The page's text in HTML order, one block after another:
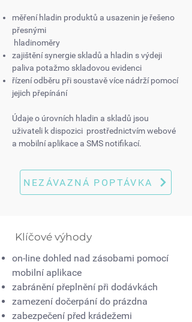
měření hladin produktů a usazenin je řešeno
přesnými
hladinoměry
zajištění synergie skladů a hladin s výdeji
paliva potažmo skladovou evidenci
řízení odběru při soustavě více nádrží pomocí
jejich přepínání
Údaje o úrovních hladin a skladů jsou
uživateli k dispozici prostřednictvím webové
a mobilní aplikace a SMS notifikací.
NEZÁVAZNÁ POPTÁVKA
Klíčové výhody
on-line dohled nad zásobami pomocí
mobilní aplikace
zabránění přeplnění při dodávkách
zamezení dočerpání do prázdna
zabezpečení před krádežemi